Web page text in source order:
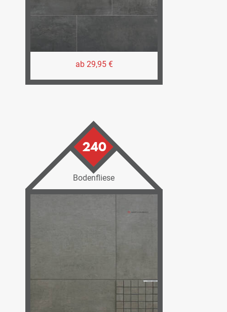
ab 29,95 €
240
Bodenfliese